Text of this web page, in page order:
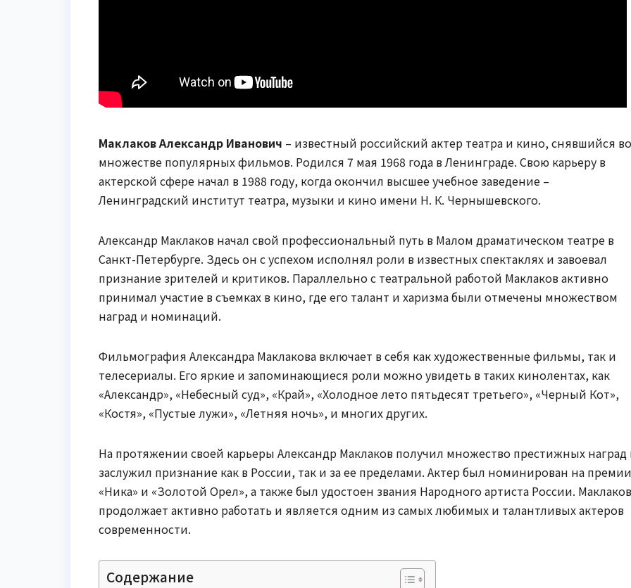
Маклаков Александр Иванович – известный российский актер театра и кино, снявшийся во
множестве популярных фильмов. Родился 7 мая 1968 года в Ленинграде. Свою карьеру в
актерской сфере начал в 1988 году, когда окончил высшее учебное заведение –
Ленинградский институт театра, музыки и кино имени Н. К. Чернышевского.
Александр Маклаков начал свой профессиональный путь в Малом драматическом театре в
Санкт-Петербурге. Здесь он с успехом исполнял роли в известных спектаклях и завоевал
признание зрителей и критиков. Параллельно с театральной работой Маклаков активно
принимал участие в съемках в кино, где его талант и харизма были отмечены множеством
наград и номинаций.
Фильмография Александра Маклакова включает в себя как художественные фильмы, так и
телесериалы. Его яркие и запоминающиеся роли можно увидеть в таких кинолентах, как
«Александр», «Небесный суд», «Край», «Холодное лето пятьдесят третьего», «Черный Кот»,
«Костя», «Пустые лужи», «Летняя ночь», и многих других.
На протяжении своей карьеры Александр Маклаков получил множество престижных наград
заслужил признание как в России, так и за ее пределами. Актер был номинирован на премии
«Ника» и «Золотой Орел», а также был удостоен звания Народного артиста России. Маклаков
продолжает активно работать и является одним из самых любимых и талантливых актеров
современности.
Содержание